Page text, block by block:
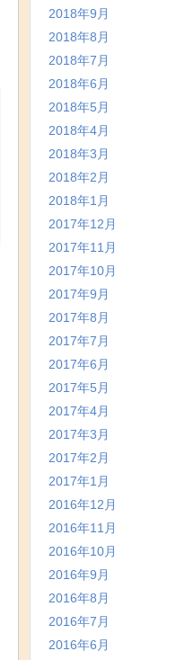
2018年9月
2018年8月
2018年7月
2018年6月
2018年5月
2018年4月
2018年3月
2018年2月
2018年1月
2017年12月
2017年11月
2017年10月
2017年9月
2017年8月
2017年7月
2017年6月
2017年5月
2017年4月
2017年3月
2017年2月
2017年1月
2016年12月
2016年11月
2016年10月
2016年9月
2016年8月
2016年7月
2016年6月